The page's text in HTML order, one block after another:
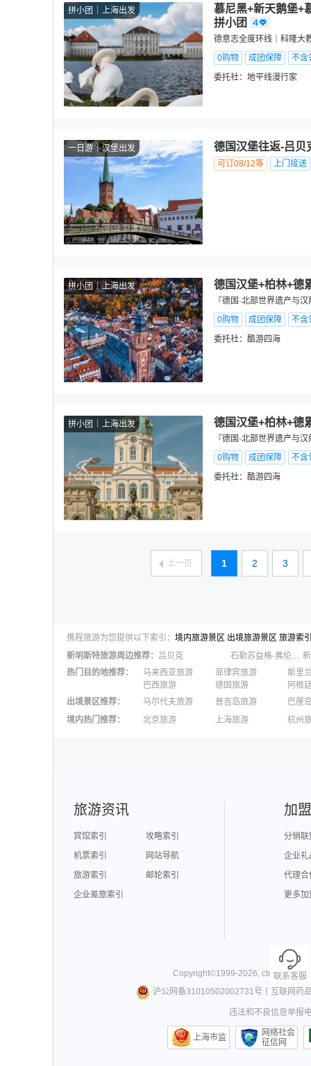
拼小团 上海出发
慕尼黑+新天鹅堡+
拼小团
德意志全度环线｜科隆大
0购物
成团保障
不含
委托社： 地平线漫行家
一日游 汉堡出发 德国汉堡往返-吕贝
可订08/12等 上门接送
拼小团 上海出发 德国汉堡+柏林+德
『德国·北部世界遗产与
0购物
成团保障
不含
委托社： 酷游四海
拼小团 上海出发 德国汉堡+柏林+德
『德国·北部世界遗产与
0购物
成团保障
不含
委托社： 酷游四海
上一页 1 2 3
携程旅游为您提供以下索引： 境内旅游景区 出境旅游景区 旅游索
新明斯特旅游周边推荐： 吕贝克 石勒苏益格-弗伦斯堡县
热门目的地推荐： 马来西亚旅游 菲律宾旅游
斯里
巴西旅游
德国旅游
阿根
出境景区推荐： 马尔代夫旅游 普吉岛旅游
巴厘
澳大利亚旅游
毛里求斯旅游
苏梅
境内热门推荐： 北京旅游 上海旅游
杭州
联系客服
旅游资讯
宾馆索引
攻略索引
机票索引
网站导航
旅游索引
邮轮索引
企业差旅索引
加
分销联
企业礼
代理合
更多
Copyright©1999-2026, ctrip.com.
沪公网备31010502002731号
互联网药
违法和不良信息举报
上海市监
网络社会
征信网